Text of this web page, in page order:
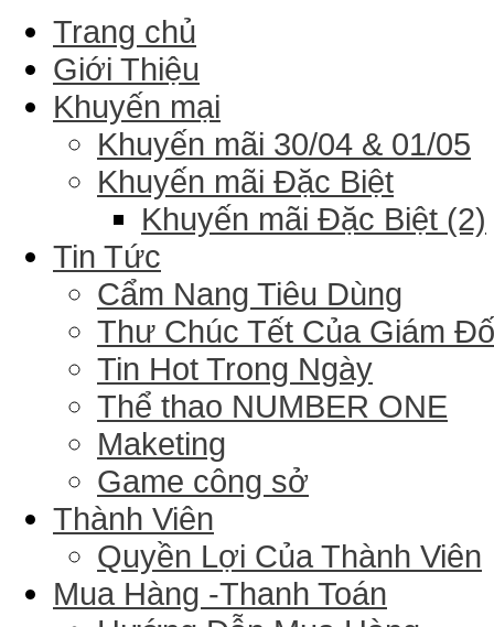
Trang chủ
Giới Thiệu
Khuyến mại
Khuyến mãi 30/04 & 01/05
Khuyến mãi Đặc Biệt
Khuyến mãi Đặc Biệt (2)
Tin Tức
Cẩm Nang Tiêu Dùng
Thư Chúc Tết Của Giám
Tin Hot Trong Ngày
Thể thao NUMBER ONE
Maketing
Game công sở
Thành Viên
Quyền Lợi Của Thành Viên
Mua Hàng -Thanh Toán